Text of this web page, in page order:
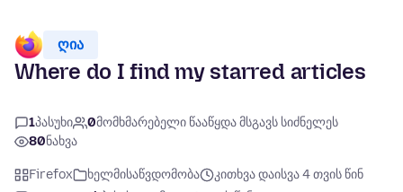
ღია
Where do I find my starred articles
1პასუხი 0მომხმარებელი წააწყდა მსგავს სიძნელეს
80ნახვა
Firefox ხელმისაწვდომობა
კითხვა დაისვა 4 თვის წინ